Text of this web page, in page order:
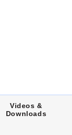
°C (32 bis 190 °F)
C
U
Videos &
Downloads